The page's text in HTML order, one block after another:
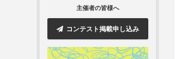
主催者の皆様へ
コンテスト掲載申し込み